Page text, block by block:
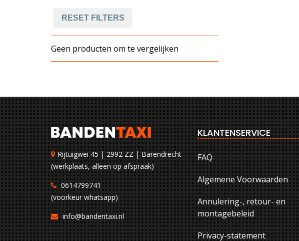
RESET FILTERS
Geen producten om te vergelijken
Rijtuigwei 45 | 2992 ZZ | Barendrecht
(werkplaats, alleen op afspraak)
0614799741
(voorkeur whatsapp)
info@bandentaxi.nl
KLANTENSERVICE
FAQ
Algemene Voorwaarden
Annulering-, retour- en
montagebeleid
Privacy-statement